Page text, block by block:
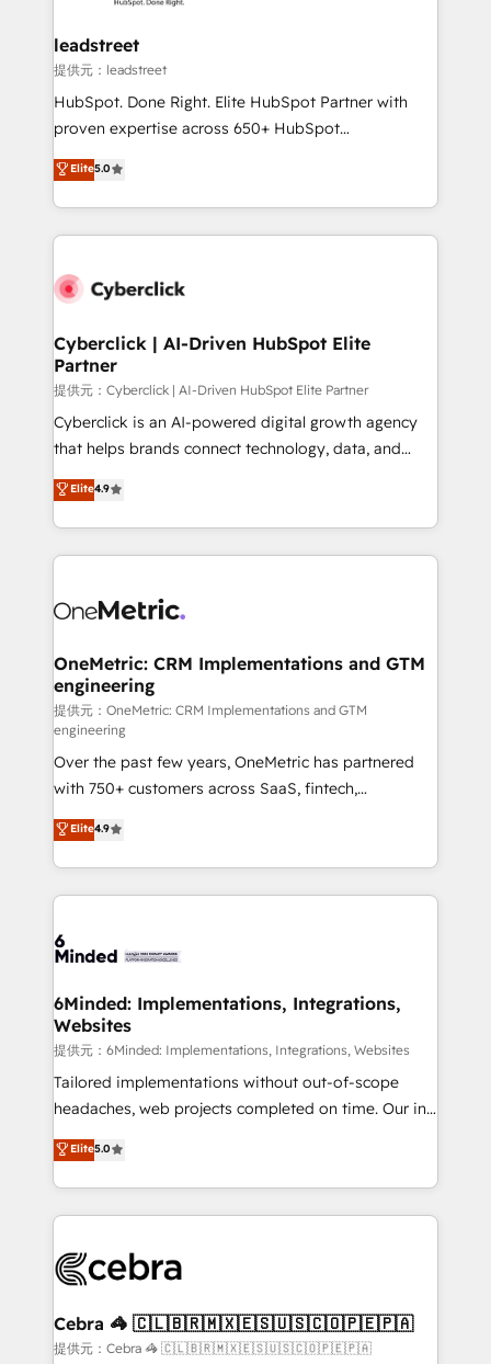
and technology for predictable, scalable revenue
growth. Our expertise spans RevOps, CRM and data
architecture, AI enablement, and strategic marketing,
delivered through our proprietary FLAIR framework
Partner and ISO 27001:2022 certified consultancy,
we blend strategy, creativity, and technology to help
leadstreet
提供元：leadstreet
HubSpot. Done Right. Elite HubSpot Partner with
proven expertise across 650+ HubSpot
implementations. With 12+ years of HubSpot
experience, we help you use the HubSpot platform
to its fullest capacity, improve your current HubSpot
website, or build your new one.
Elite5.0
Cyberclick | AI-Driven HubSpot Elite
Partner
提供元：Cyberclick | AI-Driven HubSpot Elite Partner
Cyberclick is an AI-powered digital growth agency
that helps brands connect technology, data, and
creativity to achieve measurable results. Founded in
Barcelona and operating across Spain, LATAM, and
the UK, we support global companies in building
smarter marketing, sales, and customer success
Iberia (Spain & Portugal), we combine human insight
growth. Our multidisciplinary team designs solutions
that simplify complexity, boost performance, and
turn innovation into real impact. 🌍 Highlights •
HubSpot Partner since 2012 • 2022 EMEA Impact
Award: Best Integration • 150+ successful HubSpot
projects • Clients in 30+ industries • Proprietary
technology for integrations • Multilingual team:
English, Spanish, Portuguese & Italian 👉 Grow
smarter with AI and HubSpot.
Elite4.9
OneMetric: CRM Implementations and GTM
engineering
提供元：OneMetric: CRM Implementations and GTM
engineering
Over the past few years, OneMetric has partnered
with 750+ customers across SaaS, fintech,
healthcare, real estate, and other industries. With
150+ HubSpot-certified experts, we deliver scalable
solutions to complex GTM and RevOps challenges.
Our Expertise 🔹 Onboarding & Implementation:
tailored to your GTM motion. 🔹 Migrations: Move
downtime. 🔹 RevOps Strategy: Align teams,
processes, and data to drive revenue efficiency. 🔹
Integrations: Connect HubSpot with your tech stack
for better adoption. 🔹 Custom Solutions: Build
tailored apps, workflows, and configurations. We are
our commitment to data security and compliance. At
OneMetric, we help revenue teams focus on the
Elite4.9
6Minded: Implementations, Integrations,
Websites
提供元：6Minded: Implementations, Integrations, Websites
Tailored implementations without out-of-scope
headaches, web projects completed on time. Our in-
house team of certified CRM architects, experts,
developers, designers, and marketers handles all
aspects of your HubSpot. ✨ 400+ global clients ✨
100+ seamless migrations from 15+ different CRMs
implementations, and 5,000+ pages ✨ CS: Clients
CS: 245% organic growth & +751% new visitors for a
full-funnel HubSpot project ✨ CS: 415% conversion
Elite5.0
Cebra 🦓 🇨🇱🇧🇷🇲🇽🇪🇸🇺🇸🇨🇴🇵🇪🇵🇦
提供元：Cebra 🦓 🇨🇱🇧🇷🇲🇽🇪🇸🇺🇸🇨🇴🇵🇪🇵🇦